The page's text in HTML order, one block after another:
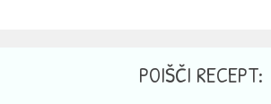
POIŠČI RECEPT: